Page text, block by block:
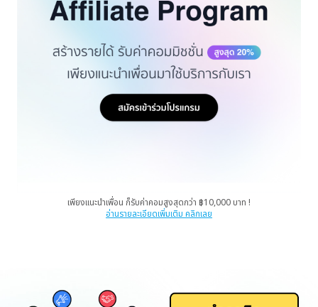
เพียงแนะนำเพื่อน ก็รับค่าคอมสูงสุดกว่า ฿10,000 บาท !
อ่านรายละเอียดเพิ่มเติม คลิกเลย